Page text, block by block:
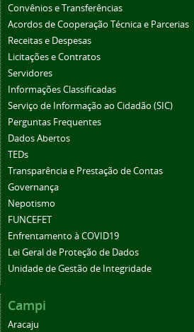
Convênios e Transferências
Acordos de Cooperação Técnica e Parcerias
Receitas e Despesas
Licitações e Contratos
Servidores
Informações Classificadas
Serviço de Informação ao Cidadão (SIC)
Perguntas Frequentes
Dados Abertos
TEDs
Transparência e Prestação de Contas
Governança
Nepotismo
FUNCEFET
Enfrentamento à COVID19
Lei Geral de Proteção de Dados
Unidade de Gestão de Integridade
Campi
Aracaju